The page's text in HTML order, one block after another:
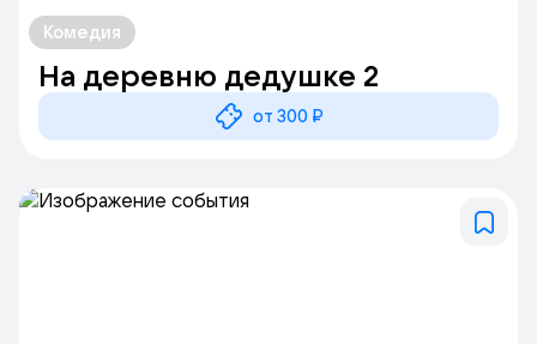
Комедия
На деревню дедушке 2
от 300 ₽